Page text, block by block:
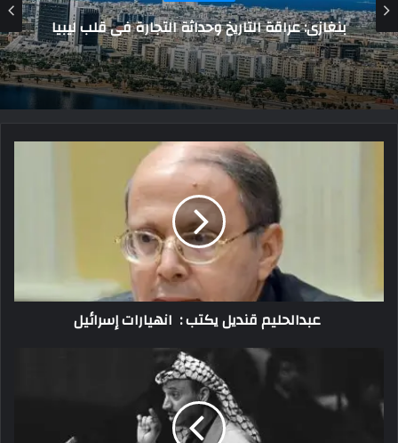
فتح حمص.. كيف سقطت أهم القواعد البيزنطية
في الشام بيد المسلمين؟
عبدالحليم قنديل يكتب : انهيارات إسرائيل